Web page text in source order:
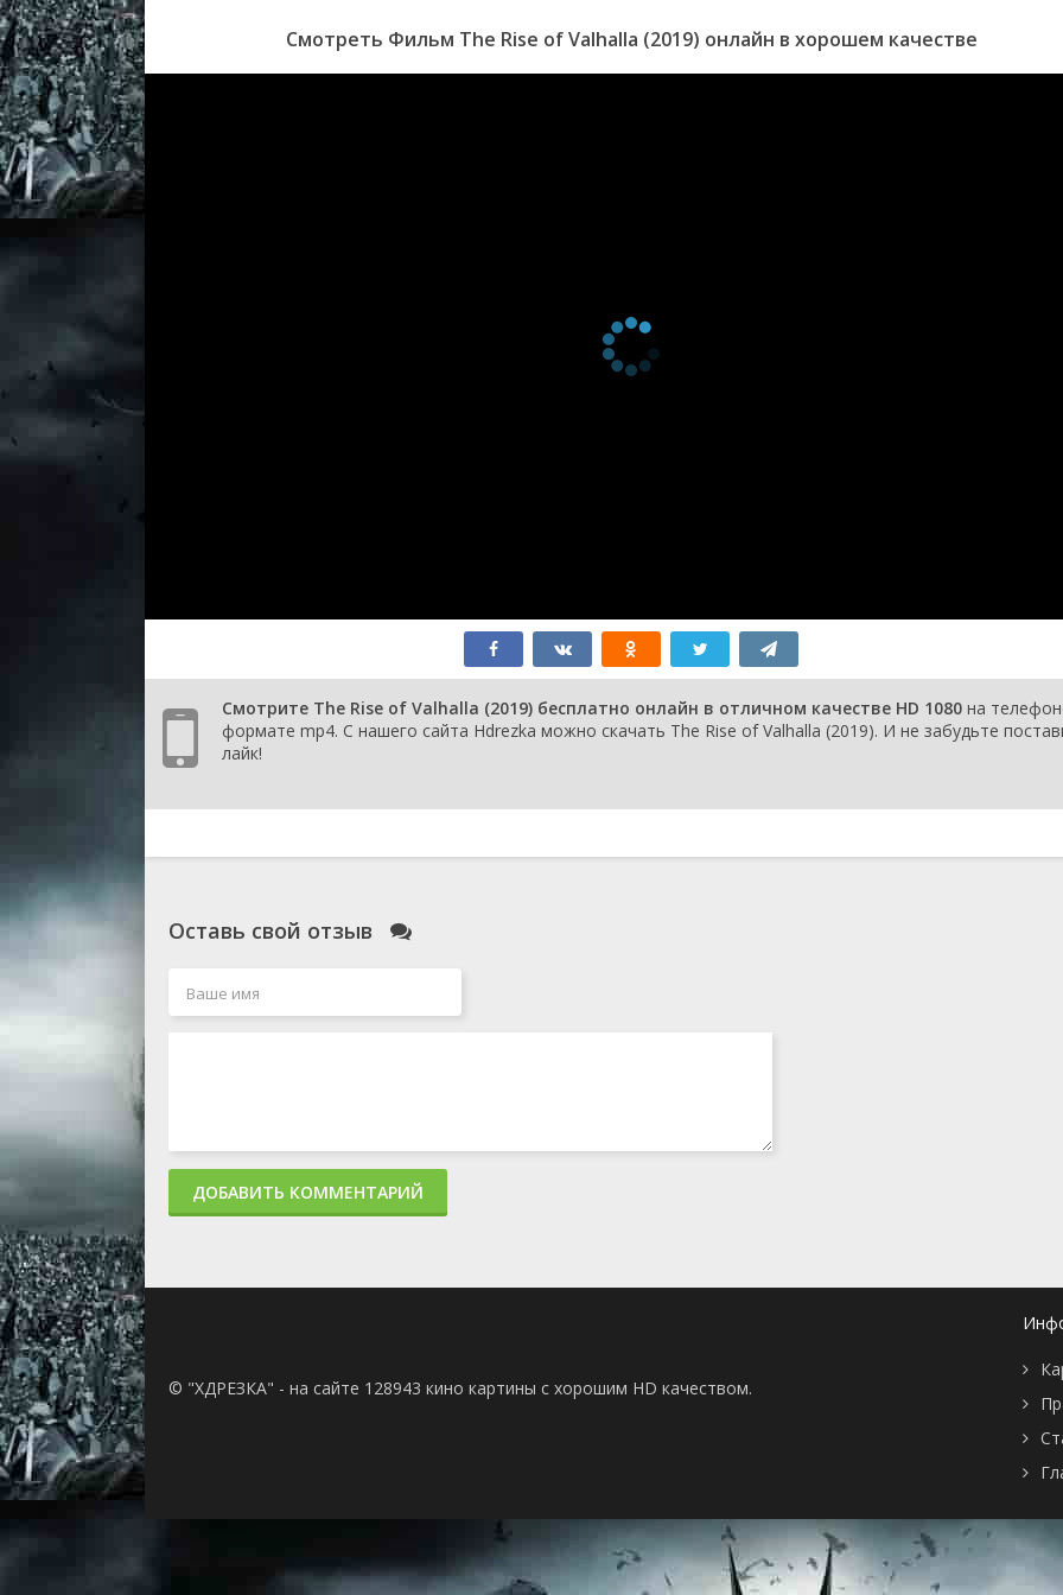
Смотреть Фильм The Rise of Valhalla (2019) онлайн в хорошем качестве
Смотрите The Rise of Valhalla (2019) бесплатно онлайн в отличном качестве HD 1080 на
формате mp4. С нашего сайта Hdrezka можно скачать The Rise of Valhalla (2019). И не забудьте
лайк!
Оставь свой отзыв
ДОБАВИТЬ КОММЕНТАРИЙ
© "ХДРЕЗКА" - на сайте 128943 кино картины с хорошим HD качеством.